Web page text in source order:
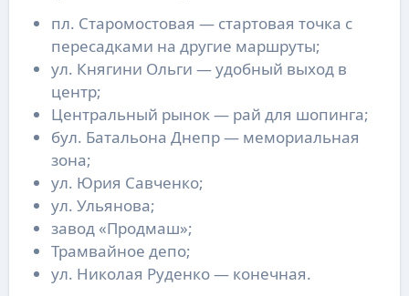
пл. Старомостовая — стартовая точка с
пересадками на другие маршруты;
ул. Княгини Ольги — удобный выход в
центр;
Центральный рынок — рай для шопинга;
бул. Батальона Днепр — мемориальная
зона;
ул. Юрия Савченко;
ул. Ульянова;
завод «Продмаш»;
Трамвайное депо;
ул. Николая Руденко — конечная.